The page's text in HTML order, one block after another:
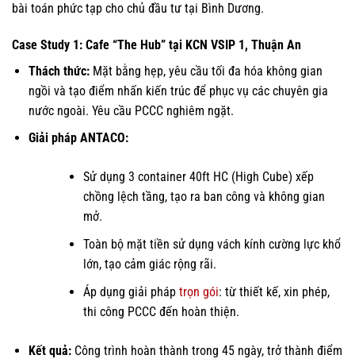
bài toán phức tạp cho chủ đầu tư tại Bình Dương.
Case Study 1: Cafe “The Hub” tại KCN VSIP 1, Thuận An
Thách thức:Mặt bằng hẹp, yêu cầu tối đa hóa không gian
ngồi và tạo điểm nhấn kiến trúc để phục vụ các chuyên gia
nước ngoài. Yêu cầu PCCC nghiêm ngặt.
Giải pháp ANTACO:
Sử dụng 3 container 40ft HC (High Cube) xếp
chồng lệch tầng, tạo ra ban công và không gian
mở.
Toàn bộ mặt tiền sử dụng vách kính cường lực khổ
lớn, tạo cảm giác rộng rãi.
Áp dụng giải pháp trọn gói: từ thiết kế, xin phép,
thi công PCCC đến hoàn thiện.
Kết quả:Công trình hoàn thành trong 45 ngày, trở thành điểm